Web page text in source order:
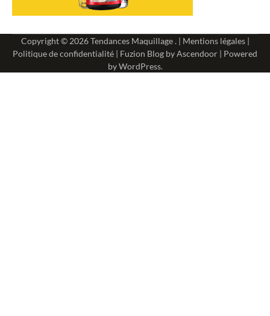
Copyright © 2026Tendances Maquillage. | Mentions légales|
Politique de confidentialité | Fuzion Blog byAscendoor | Powered
byWordPress.